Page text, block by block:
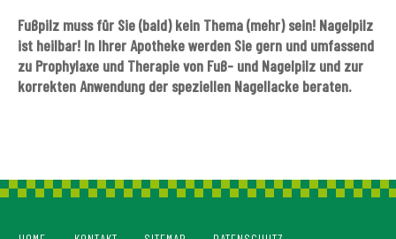
Fußpilz muss für Sie (bald) kein Thema (mehr) sein! Nagelpilz
ist heilbar! In Ihrer Apotheke werden Sie gern und umfassend
zu Prophylaxe und Therapie von Fuß- und Nagelpilz und zur
korrekten Anwendung der speziellen Nagellacke beraten.